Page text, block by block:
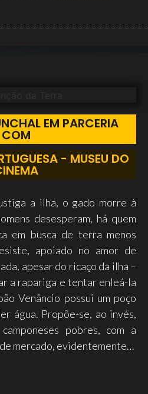
EM PARCERIA
COM
- MUSEU DO
a ilha, o gado morre à
desesperam, há quem
em busca de terra menos
apoiado no amor de
apesar do ricaço da ilha –
a rapariga e tentar enleá-la
Venâncio possui um poço
água. Propõe-se, ao invés,
pobres, com a
mercado, evidentemente…